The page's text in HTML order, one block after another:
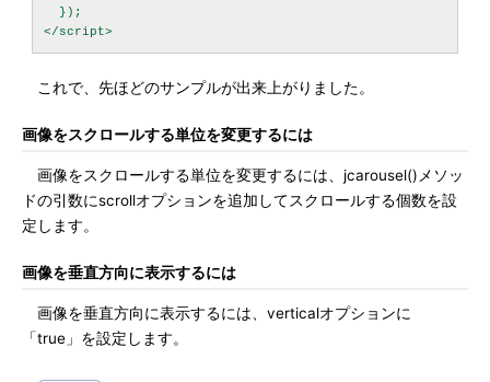
  });
これで、先ほどのサンプルが出来上がりました。
画像をスクロールする単位を変更するには
画像をスクロールする単位を変更するには、jcarousel()メソッ
ドの引数にscrollオプションを追加してスクロールする個数を設
定します。
画像を垂直方向に表示するには
画像を垂直方向に表示するには、verticalオプションに
「true」を設定します。